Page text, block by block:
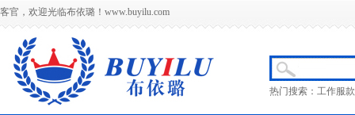
客官，欢迎光临布依璐！ www.buyilu.com
热门搜索： 工作服